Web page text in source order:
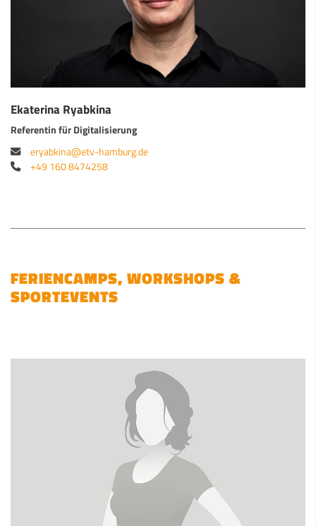
Ekaterina Ryabkina
Referentin für Digitalisierung
eryabkina@etv-hamburg.de
+49 160 8474258
FERIENCAMPS, WORKSHOPS &
SPORTEVENTS